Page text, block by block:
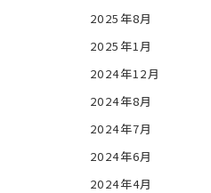
2025年8月
2025年1月
2024年12月
2024年8月
2024年7月
2024年6月
2024年4月